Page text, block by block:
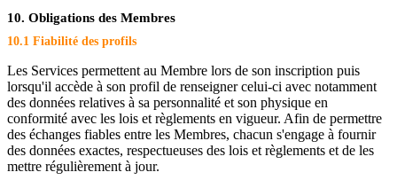
10. Obligations des Membres
10.1 Fiabilité des profils
Les Services permettent au Membre lors de son inscription puis
lorsqu'il accède à son profil de renseigner celui-ci avec notamment
des données relatives à sa personnalité et son physique en
conformité avec les lois et règlements en vigueur. Afin de permettre
des échanges fiables entre les Membres, chacun s'engage à fournir
des données exactes, respectueuses des lois et règlements et de les
mettre régulièrement à jour.